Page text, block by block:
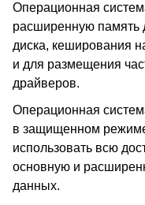
Операционная
расширенную память
диска, кеширования
и для размещения
драйверов.
Операционная
в защищенном
использовать всю
основную и
данных.